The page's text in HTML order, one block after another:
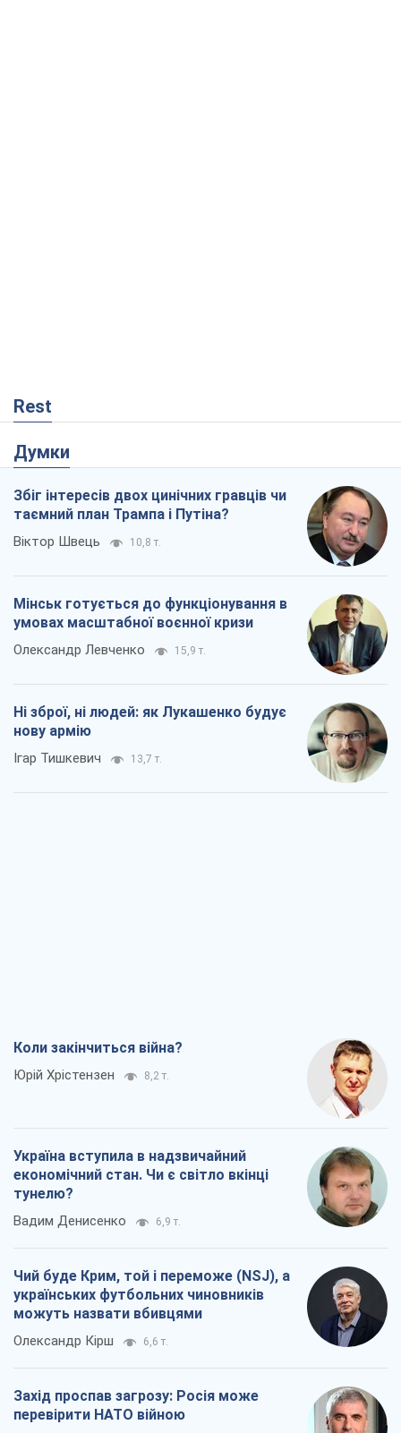
Rest
Думки
Збіг інтересів двох цинічних гравців чи
таємний план Трампа і Путіна?
Віктор Швець 10,8 т.
Мінськ готується до функціонування в
умовах масштабної воєнної кризи
Олександр Левченко 15,9 т.
Ні зброї, ні людей: як Лукашенко будує
нову армію
Ігар Тишкевич 13,7 т.
Коли закінчиться війна?
Юрій Хрістензен 8,2 т.
Україна вступила в надзвичайний
економічний стан. Чи є світло вкінці
тунелю?
Вадим Денисенко 6,9 т.
Чий буде Крим, той і переможе (NSJ), а
українських футбольних чиновників
можуть назвати вбивцями
Олександр Кірш 6,6 т.
Захід проспав загрозу: Росія може
перевірити НАТО війною